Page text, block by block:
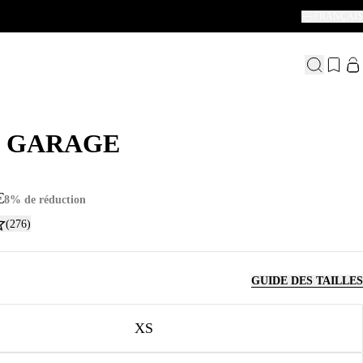
8% de réduction
(276)
GUIDE DES TAILLES
XS